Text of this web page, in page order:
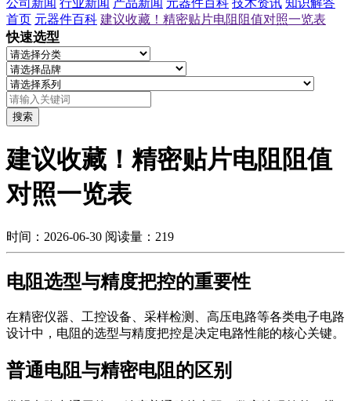
首页 元器件百科 建议收藏！精密贴片电阻阻值对照一览表
快速选型
搜索
建议收藏！精密贴片电阻阻值
对照一览表
时间：2026-06-30 阅读量：219
电阻选型与精度把控的重要性
在精密仪器、工控设备、采样检测、高压电路等各类电子电路
设计中，电阻的选型与精度把控是决定电路性能的核心关键。
普通电阻与精密电阻的区别